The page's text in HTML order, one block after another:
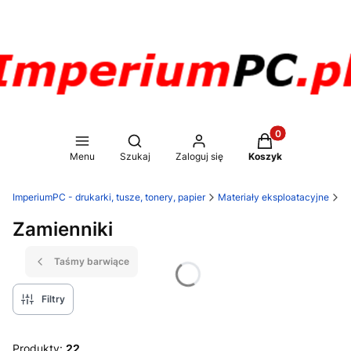
Menu
Otwórz wyszukiwarkę
Szukaj Zaloguj się
Produkty w
Koszyk
ImperiumPC - drukarki, tusze, tonery, papier Materiały eksploatacyjne
Zamienniki
Taśmy barwiące
Filtry
Produkty: 22